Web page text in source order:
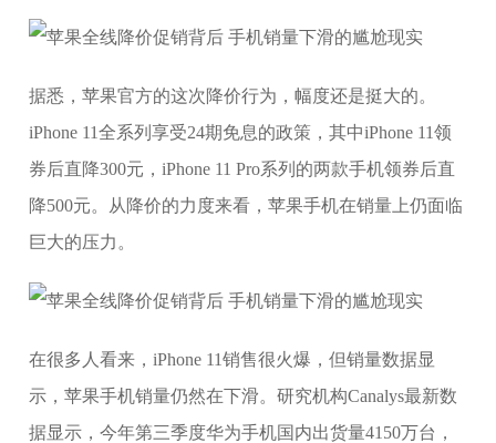
据悉，苹果官方的这次降价行为，幅度还是挺大的。
iPhone 11全系列享受24期免息的政策，其中iPhone 11领
券后直降300元，iPhone 11 Pro系列的两款手机领券后直
降500元。从降价的力度来看，苹果手机在销量上仍面临
巨大的压力。
在很多人看来，iPhone 11销售很火爆，但销量数据显
示，苹果手机销量仍然在下滑。研究机构Canalys最新数
据显示，今年第三季度华为手机国内出货量4150万台，